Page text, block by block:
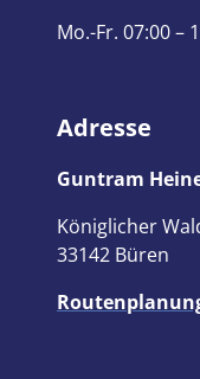
Mo.-Fr. 07:00 –
Adresse
Guntram
Königlicher
33142 Büren